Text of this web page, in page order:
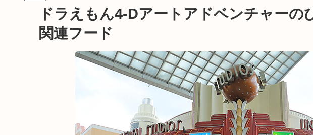
ドラえもん4-Dアートアドベンチャーの
関連フード